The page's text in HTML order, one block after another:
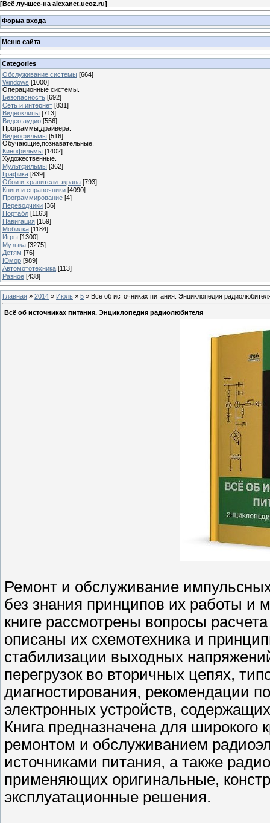
[Всё лучшее-на alexanet.ucoz.ru]
Форма входа
Меню сайта
Categories
Обслуживание системы [664]
Windows [1000]
Операционные системы.
Безопасность [692]
Сеть и интернет [831]
Видеоклипы [713]
Видео,аудио [556]
Программы,драйвера.
Видеофильмы [516]
Обучающие,познавательные.
Кинофильмы [1402]
Художественные.
Мультфильмы [362]
Графика [839]
Обои и хранители экрана [793]
Книги и справочники [4090]
Программирование [4]
Переводчики [36]
Портабл [1163]
Навигация [159]
Мобилка [1184]
Игры [1300]
Музыка [3275]
Детям [76]
Юмор [989]
Автомототехника [113]
Разное [438]
Главная » 2014 » Июль » 5 » Всё об источниках питания. Энциклопедия
Всё об источниках питания. Энциклопедия радиолюбителя
Ремонт и обслуживание
без знания принципов их работы и
книге рассмотрены вопросы
описаны их схемотехника и
стабилизации выходных
перегрузок во вторичных цепях,
диагностирования, рекомендации
электронных устройств,
Книга предназначена для
ремонтом и обслуживанием
источниками питания, а также
применяющих оригинальные,
эксплуатационные решения.